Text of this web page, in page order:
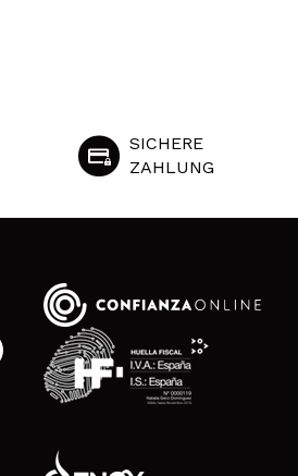
SICHERE
ZAHLUNG